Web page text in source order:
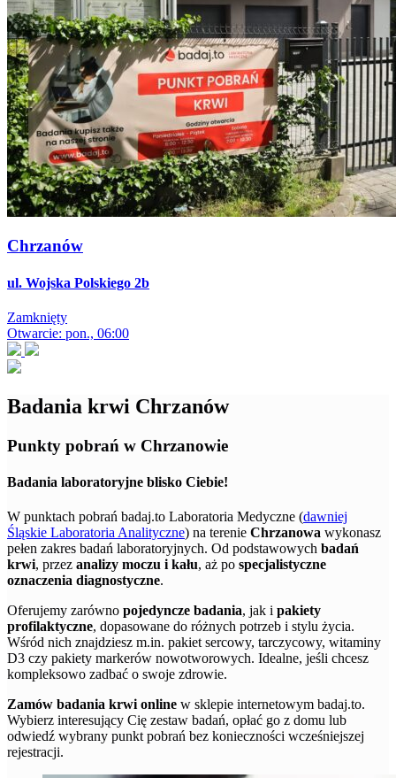
Chrzanów
ul. Wojska Polskiego 2b
Zamknięty
Otwarcie: pon., 06:00
Badania krwi Chrzanów
Punkty pobrań w Chrzanowie
Badania laboratoryjne blisko Ciebie!
W punktach pobrań badaj.to Laboratoria Medyczne (dawniej
Śląskie Laboratoria Analityczne) na terenie Chrzanowa wykonasz
pełen zakres badań laboratoryjnych. Od podstawowych badań
krwi, przez analizy moczu i kału, aż po specjalistyczne
oznaczenia diagnostyczne.
Oferujemy zarówno pojedyncze badania, jak i pakiety
profilaktyczne, dopasowane do różnych potrzeb i stylu życia.
Wśród nich znajdziesz m.in. pakiet sercowy, tarczycowy, witaminy
D3 czy pakiety markerów nowotworowych. Idealne, jeśli chcesz
kompleksowo zadbać o swoje zdrowie.
Zamów badania krwi online w sklepie internetowym badaj.to.
Wybierz interesujący Cię zestaw badań, opłać go z domu lub
odwiedź wybrany punkt pobrań bez konieczności wcześniejszej
rejestracji.